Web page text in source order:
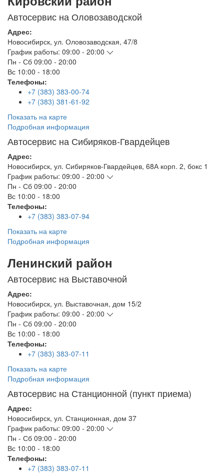
Автосервис на Оловозаводской
Адрес:
Новосибирск, ул. Оловозаводская, 47/8
График работы: 09:00 - 20:00
Пн - Сб 09:00 - 20:00
Вс 10:00 - 18:00
Телефоны:
+7 (383) 383-00-74
+7 (383) 381-61-92
Показать на карте
Подробная информация
Автосервис на Сибиряков-Гвардейцев
Адрес:
Новосибирск, ул. Сибиряков-Гвардейцев, 68А корп. 2, бокс 1
График работы: 09:00 - 20:00
Пн - Сб 09:00 - 20:00
Вс 10:00 - 18:00
Телефоны:
+7 (383) 383-07-94
Показать на карте
Подробная информация
Ленинский район
Автосервис на Выставочной
Адрес:
Новосибирск, ул. Выставочная, дом 15/2
График работы: 09:00 - 20:00
Пн - Сб 09:00 - 20:00
Вс 10:00 - 18:00
Телефоны:
+7 (383) 383-07-11
Показать на карте
Подробная информация
Автосервис на Станционной (пункт приема)
Адрес:
Новосибирск, ул. Станционная, дом 37
График работы: 09:00 - 20:00
Пн - Сб 09:00 - 20:00
Вс 10:00 - 18:00
Телефоны:
+7 (383) 383-07-11